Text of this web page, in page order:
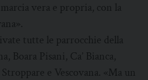
vera e propria, con la
tutte le parrocchie della
Boara Pisani, Ca’ Bianca,
e Vescovana. «Ma un